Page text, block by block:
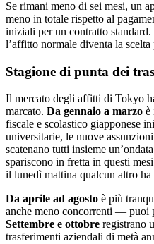
Se rimani meno di sei mesi, un
meno in totale rispetto al
iniziali per un contratto
l’affitto normale diventa la
Stagione di punta dei
Il mercato degli affitti di Tokyo
marcato. Da gennaio a marzo è
fiscale e scolastico giapponese
universitarie, le nuove
scatenano tutti insieme
spariscono in fretta in questi
il lunedì mattina qualcun altro
Da aprile ad agosto è più
anche meno concorrenti — puoi
Settembre e ottobre registrano
trasferimenti aziendali di metà